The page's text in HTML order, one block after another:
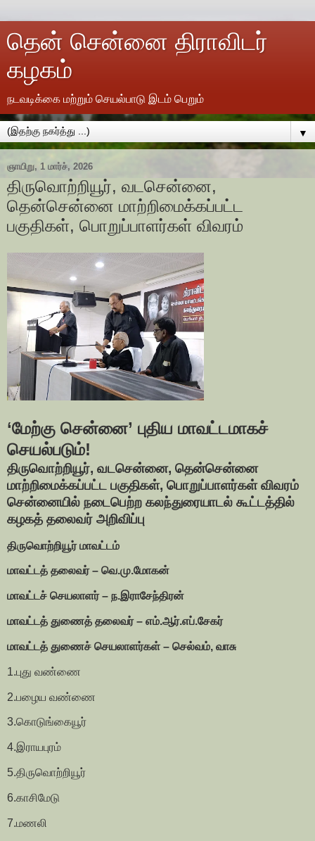
தென் சென்னை திராவிடர்
கழகம்
நடவடிக்கை மற்றும் செயல்பாடு இடம் பெறும்
▼
ஞாயிறு, 1 மார்ச், 2026
திருவொற்றியூர், வடசென்னை,
தென்சென்னை மாற்றிமைக்கப்பட்ட
பகுதிகள், பொறுப்பாளர்கள் விவரம்
‘மேற்கு சென்னை’ புதிய மாவட்டமாகச்
செயல்படும்!
திருவொற்றியூர், வடசென்னை, தென்சென்னை
மாற்றிமைக்கப்பட்ட பகுதிகள், பொறுப்பாளர்கள் விவரம்
சென்னையில் நடைபெற்ற கலந்துரையாடல் கூட்டத்தில்
கழகத் தலைவர் அறிவிப்பு
திருவொற்றியூர் மாவட்டம்
மாவட்டத் தலைவர் – வெ.மு.மோகன்
மாவட்டச் செயலாளர் – ந.இராசேந்திரன்
மாவட்டத் துணைத் தலைவர் – எம்.ஆர்.எப்.சேகர்
மாவட்டத் துணைச் செயலாளர்கள் – செல்வம், வாசு
1.புது வண்ணை
2.பழைய வண்ணை
3.கொடுங்கையூர்
4.இராயபுரம்
5.திருவொற்றியூர்
6.காசிமேடு
7.மணலி